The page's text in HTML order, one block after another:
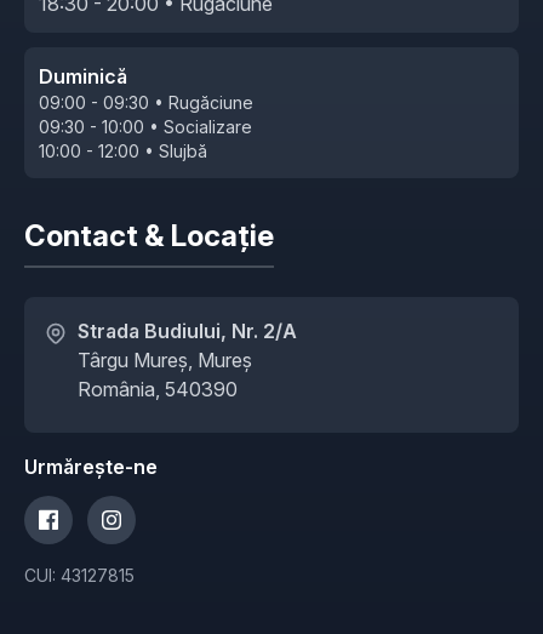
Duminică
09:00 - 09:30 • Rugăciune
09:30 - 10:00 • Socializare
10:00 - 12:00 • Slujbă
Contact & Locație
Strada Budiului, Nr. 2/A
Târgu Mureș, Mureș
România, 540390
Urmărește-ne
CUI: 43127815